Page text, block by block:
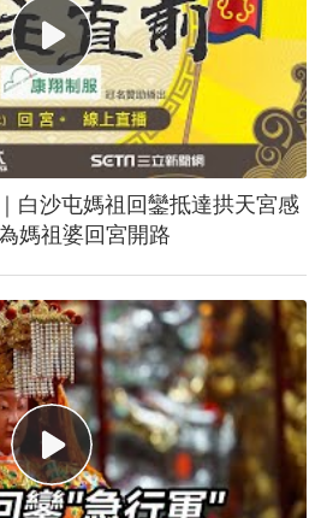
白沙屯媽祖回鑾抵達拱天宮感
媽祖婆回宮開路